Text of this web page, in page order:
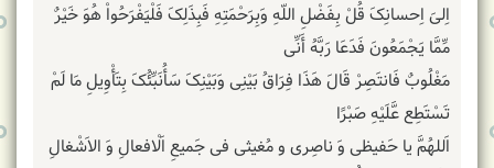
اِلیَ اِحسانِکَ قُلْ بِفَضْلِ اللّهِ وَبِرَحْمَتِهِ فَبِذَلِکَ فَلْیَفْرَحُواْ هُوَ خَیْرٌ
مِّمَّا یَجْمَعُونَ فَدَعَا رَبَّهُ أَنِّی
مَغْلُوبٌ فَانتَصِرْ قَالَ هَذَا فِرَاقُ بَیْنِی وَبَیْنِکَ سَأُنَبِّئُکَ بِتَأْوِیلِ مَا لَمْ
تَسْتَطِع عَّلَیْهِ صَبْرًا
اَللهُمَّ یا حَفیظی وَ ناصِری و مُغیثی فی جَمیعِ اَلْافعالِ وَ الاَشْغالِ